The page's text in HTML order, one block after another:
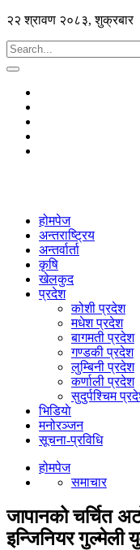
२२ श्रावण २०८३, शुक्रबार
होमपेज
अन्तराष्ट्रिय
अन्तर्वार्ता
कृषि
खेलकुद
प्रदेश
कोशी प्रदेश
मधेश प्रदेश
बागमती प्रदेश
गण्डकी प्रदेश
लुम्बिनी प्रदेश
कर्णाली प्रदेश
सुदुर्पश्चिम
भिडियाे
मनोरञ्जन
सूचना-प्रविधि
होमपेज
समाचार
जापानको चर्चित
इन्जिनियर गुल्मेली